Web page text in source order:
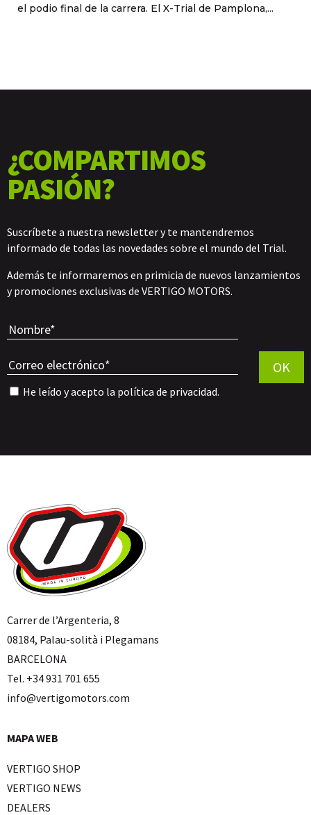
el podio final de la carrera. El X-Trial de Pamplona,...
¿COMPARTIMOS
PASIÓN?
Suscríbete a nuestra newsletter y te mantendremos
informado de todas las novedades sobre el mundo del Trial.
Además te informaremos en primicia de nuevos lanzamientos
y promociones exclusivas de VERTIGO MOTORS.
He leído y acepto la política de privacidad.
OK
Carrer de l’Argenteria, 8
08184, Palau-solità i Plegamans
BARCELONA
Tel. +34 931 701 655
info@vertigomotors.com
MAPA WEB
VERTIGO SHOP
VERTIGO NEWS
DEALERS